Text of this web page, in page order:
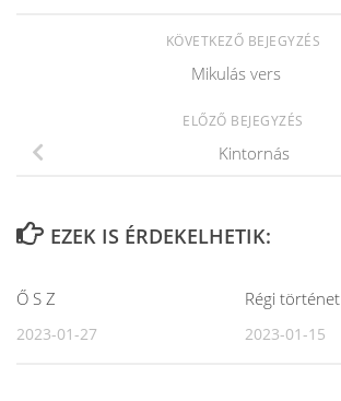
KÖVETKEZŐ BEJEGYZÉS
Mikulás vers
ELŐZŐ BEJEGYZÉS
Kintornás
EZEK IS ÉRDEKELHETIK:
Ő S Z
2023-01-27
Régi történet
2023-01-15